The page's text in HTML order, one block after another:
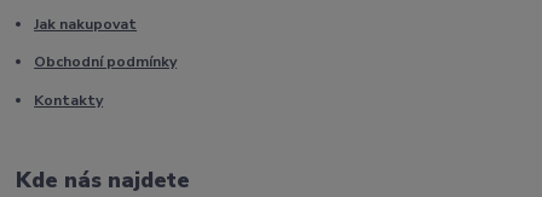
Jak nakupovat
Obchodní podmínky
Kontakty
Kde nás najdete